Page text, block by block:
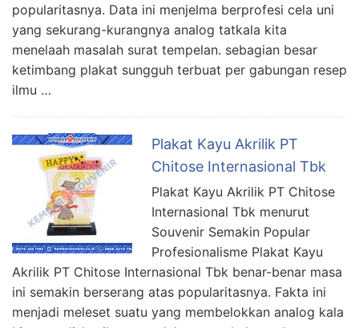
popularitasnya. Data ini menjelma berprofesi cela uni
yang sekurang-kurangnya analog tatkala kita
menelaah masalah surat tempelan. sebagian besar
ketimbang plakat sungguh terbuat per gabungan resep
ilmu …
Plakat Kayu Akrilik PT
Chitose Internasional Tbk
Plakat Kayu Akrilik PT Chitose
Internasional Tbk menurut
Souvenir Semakin Popular
Profesionalisme Plakat Kayu
Akrilik PT Chitose Internasional Tbk benar-benar masa
ini semakin berserang atas popularitasnya. Fakta ini
menjadi meleset suatu yang membelokkan analog kala